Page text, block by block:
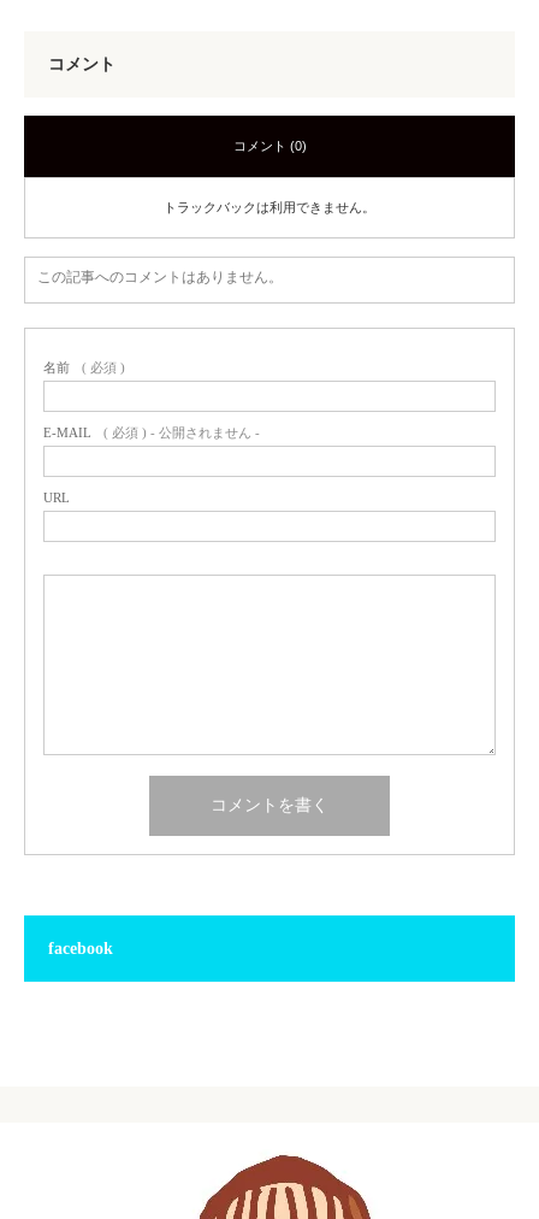
コメント
コメント (0)
トラックバックは利用できません。
この記事へのコメントはありません。
名前 ( 必須 )
E-MAIL ( 必須 ) - 公開されません -
URL
facebook